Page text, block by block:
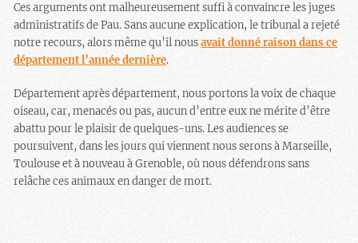
Ces arguments ont malheureusement suffi à convaincre les juges
administratifs de Pau. Sans aucune explication, le tribunal a rejeté
notre recours, alors même qu’il nousavait donné raison dans ce
département l’année dernière.
Département après département, nous portons la voix de chaque
oiseau, car, menacés ou pas, aucun d’entre eux ne mérite d’être
abattu pour le plaisir de quelques-uns. Les audiences se
poursuivent, dans les jours qui viennent nous serons à Marseille,
Toulouse et à nouveau à Grenoble, où nous défendrons sans
relâche ces animaux en danger de mort.